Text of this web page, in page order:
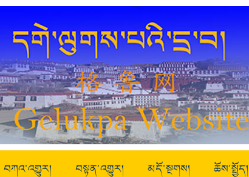
བཀའ་འགྱུར། བསྟན་འགྱུར། མདོ་སྔགས། ཆོས་སྤྱོད།